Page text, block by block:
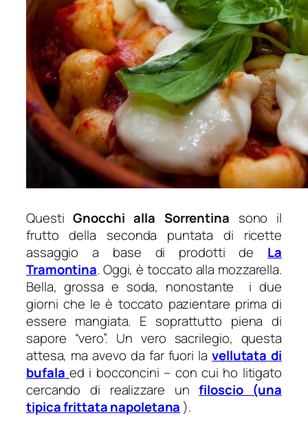
QuestiGnocchi alla Sorrentina sono il
frutto della seconda puntata di ricette
assaggio a base di prodotti de La
Tramontina. Oggi, è toccato alla mozzarella.
Bella, grossa e soda, nonostante i due
giorni che le è toccato pazientare prima di
essere mangiata. E soprattutto piena di
sapore “vero”. Un vero sacrilegio, questa
attesa, ma avevo da far fuori la vellutata di
bufala ed i bocconcini – con cui ho litigato
cercando di realizzare unfiloscio (una
tipica frittata napoletana ).